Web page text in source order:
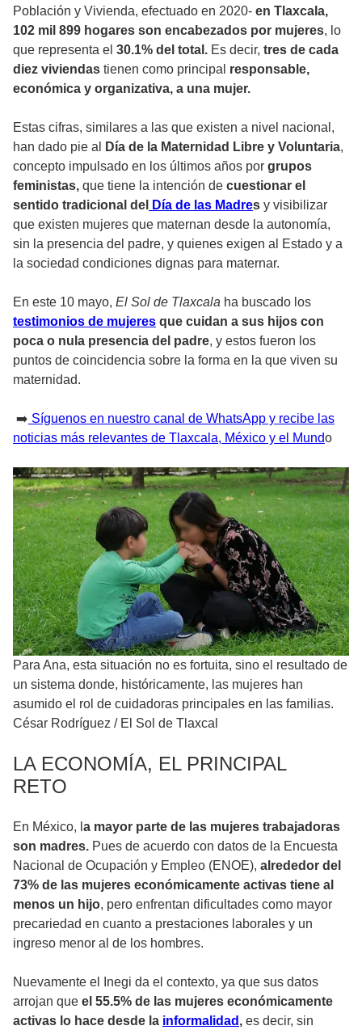
Población y Vivienda, efectuado en 2020- en Tlaxcala,
102 mil 899 hogares son encabezados por mujeres, lo
que representa el 30.1% del total. Es decir, tres de cada
diez viviendas tienen como principal responsable,
económica y organizativa, a una mujer.
Estas cifras, similares a las que existen a nivel nacional,
han dado pie al
Día de la Maternidad Libre y Voluntaria,
concepto impulsado en los últimos años por grupos
feministas, que tiene la intención de cuestionar el
sentido tradicional del
Día de las Madres y visibilizar
que existen mujeres que maternan desde la autonomía,
sin la presencia del padre, y quienes exigen al Estado y a
la sociedad condiciones dignas para maternar.
En este 10 mayo, El Sol de Tlaxcala ha buscado los
testimonios de mujeres que cuidan a sus hijos con
poca o nula presencia del padre, y estos fueron los
puntos de coincidencia sobre la forma en la que viven su
maternidad.
➡️ Síguenos en nuestro canal de WhatsApp y recibe las
noticias más relevantes de Tlaxcala, México y el Mundo
Para Ana, esta situación no es fortuita, sino el resultado de
un sistema donde, históricamente, las mujeres han
asumido el rol de cuidadoras principales en las familias.
César Rodríguez / El Sol de Tlaxcal
LA ECONOMÍA, EL PRINCIPAL
RETO
En México, l a mayor parte de las mujeres trabajadoras
son madres. Pues de acuerdo con datos de la Encuesta
Nacional de Ocupación y Empleo (ENOE), alrededor del
73% de las mujeres económicamente activas tiene al
menos un hijo, pero enfrentan dificultades como mayor
precariedad en cuanto a prestaciones laborales y un
ingreso menor al de los hombres.
Nuevamente el Inegi da el contexto, ya que sus datos
arrojan que el 55.5% de las mujeres económicamente
activas lo hace desde la informalidad , es decir, sin